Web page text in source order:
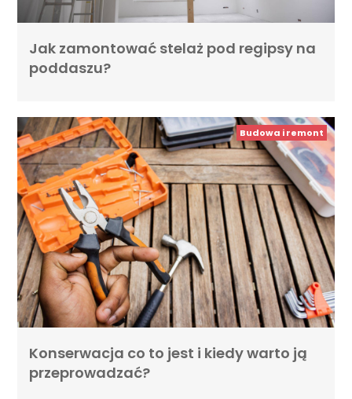
Jak zamontować stelaż pod regipsy na
poddaszu?
Budowa i remont
Konserwacja co to jest i kiedy warto ją
przeprowadzać?